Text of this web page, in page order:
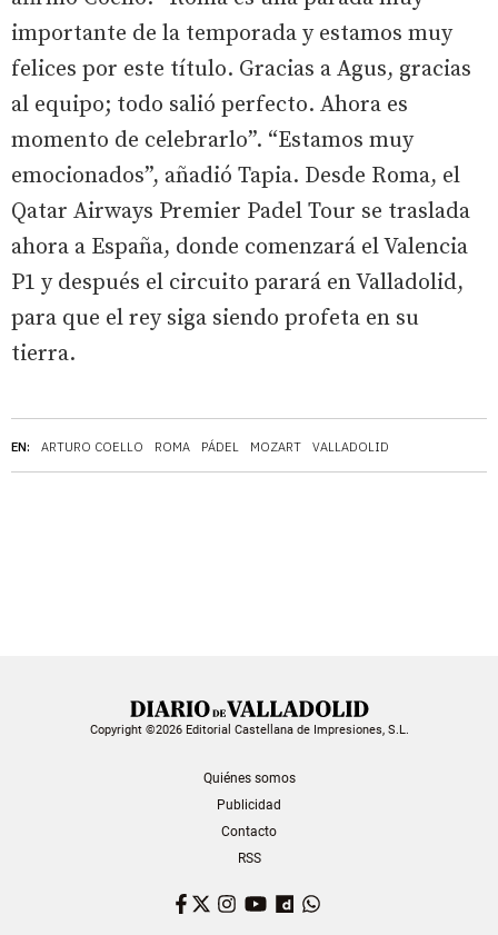
EN: ARTURO COELLO ROMA PÁDEL MOZART VALLADOLID
importante de la temporada y estamos muy
felices por este título. Gracias a Agus, gracias
al equipo; todo salió perfecto. Ahora es
momento de celebrarlo”. “Estamos muy
emocionados”, añadió Tapia. Desde Roma, el
Qatar Airways Premier Padel Tour se traslada
ahora a España, donde comenzará el Valencia
P1 y después el circuito parará en Valladolid,
para que el rey siga siendo profeta en su
tierra.
Copyright ©2026 Editorial Castellana de Impresiones, S.L.
Quiénes somos
Publicidad
Contacto
RSS
Facebook
TwitterInstagram
YouTubeDailymotion